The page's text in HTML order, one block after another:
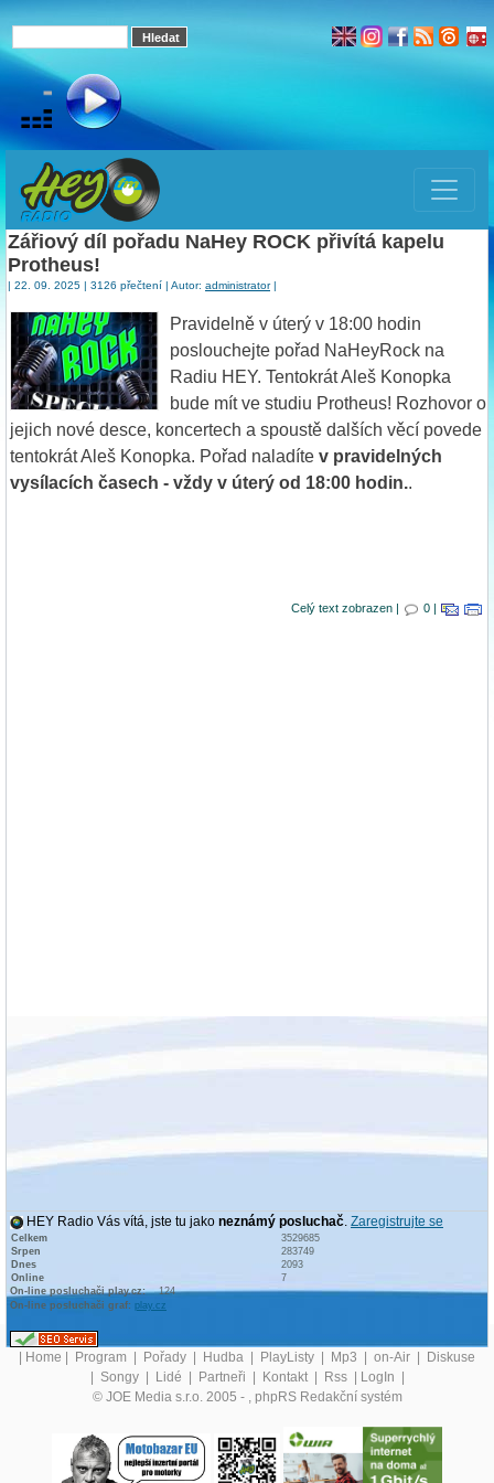
Zářiový díl pořadu NaHey ROCK přivítá kapelu
Protheus!
| 22. 09. 2025 | 3126 přečtení | Autor: administrator|
Pravidelně v úterý v 18:00 hodin
poslouchejte pořad NaHeyRock na
Radiu HEY. Tentokrát Aleš Konopka
bude mít ve studiu Protheus! Rozhovor o
jejich nové desce, koncertech a spoustě dalších věcí povede
tentokrát Aleš Konopka. Pořad naladíte v pravidelných
vysílacích časech - vždy v úterý od 18:00 hodin..
Celý text zobrazen | 0 |
HEY Radio Vás vítá, jste tu jako neznámý posluchač. Zaregistrujte se
Celkem
3529685
Srpen
283749
Dnes
2093
Online
7
On-line posluchači play.cz:
124
On-line posluchači graf: play.cz
Home Program Pořady Hudba PlayListy Mp3 on-Air
Diskuse
Songy Lidé Partneři Kontakt Rss LogIn
© JOE Media s.r.o. 2005 - , phpRS Redakční systém